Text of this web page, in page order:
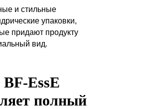
и стильные
упаковки,
придают продукту
вид.
EssE
полный